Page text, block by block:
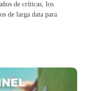
de críticas, los
de larga data para